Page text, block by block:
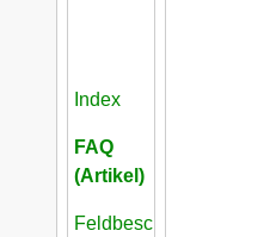
Index
FAQ
(Artikel)
Feldbeschreibungen